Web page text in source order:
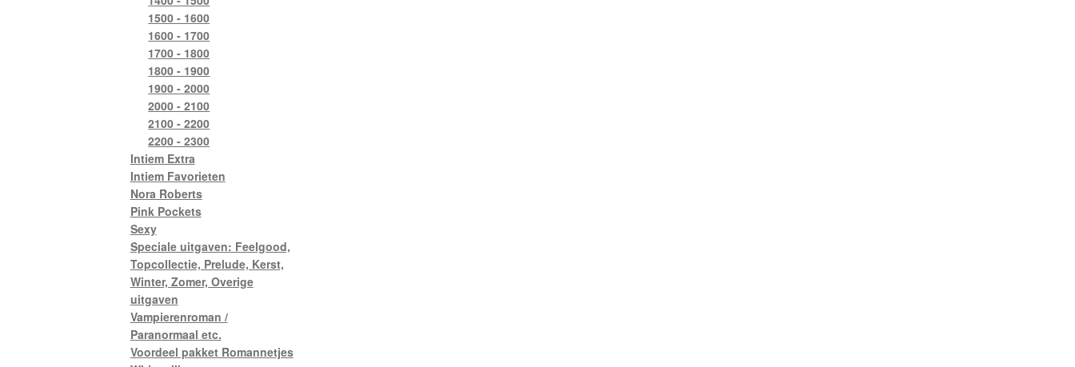
1500 - 1600
1600 - 1700
1700 - 1800
1800 - 1900
1900 - 2000
2000 - 2100
2100 - 2200
2200 - 2300
Intiem Extra
Intiem Favorieten
Nora Roberts
Pink Pockets
Sexy
Speciale uitgaven: Feelgood,
Topcollectie, Prelude, Kerst,
Winter, Zomer, Overige
uitgaven
Vampierenroman /
Paranormaal etc.
Voordeel pakket Romannetjes